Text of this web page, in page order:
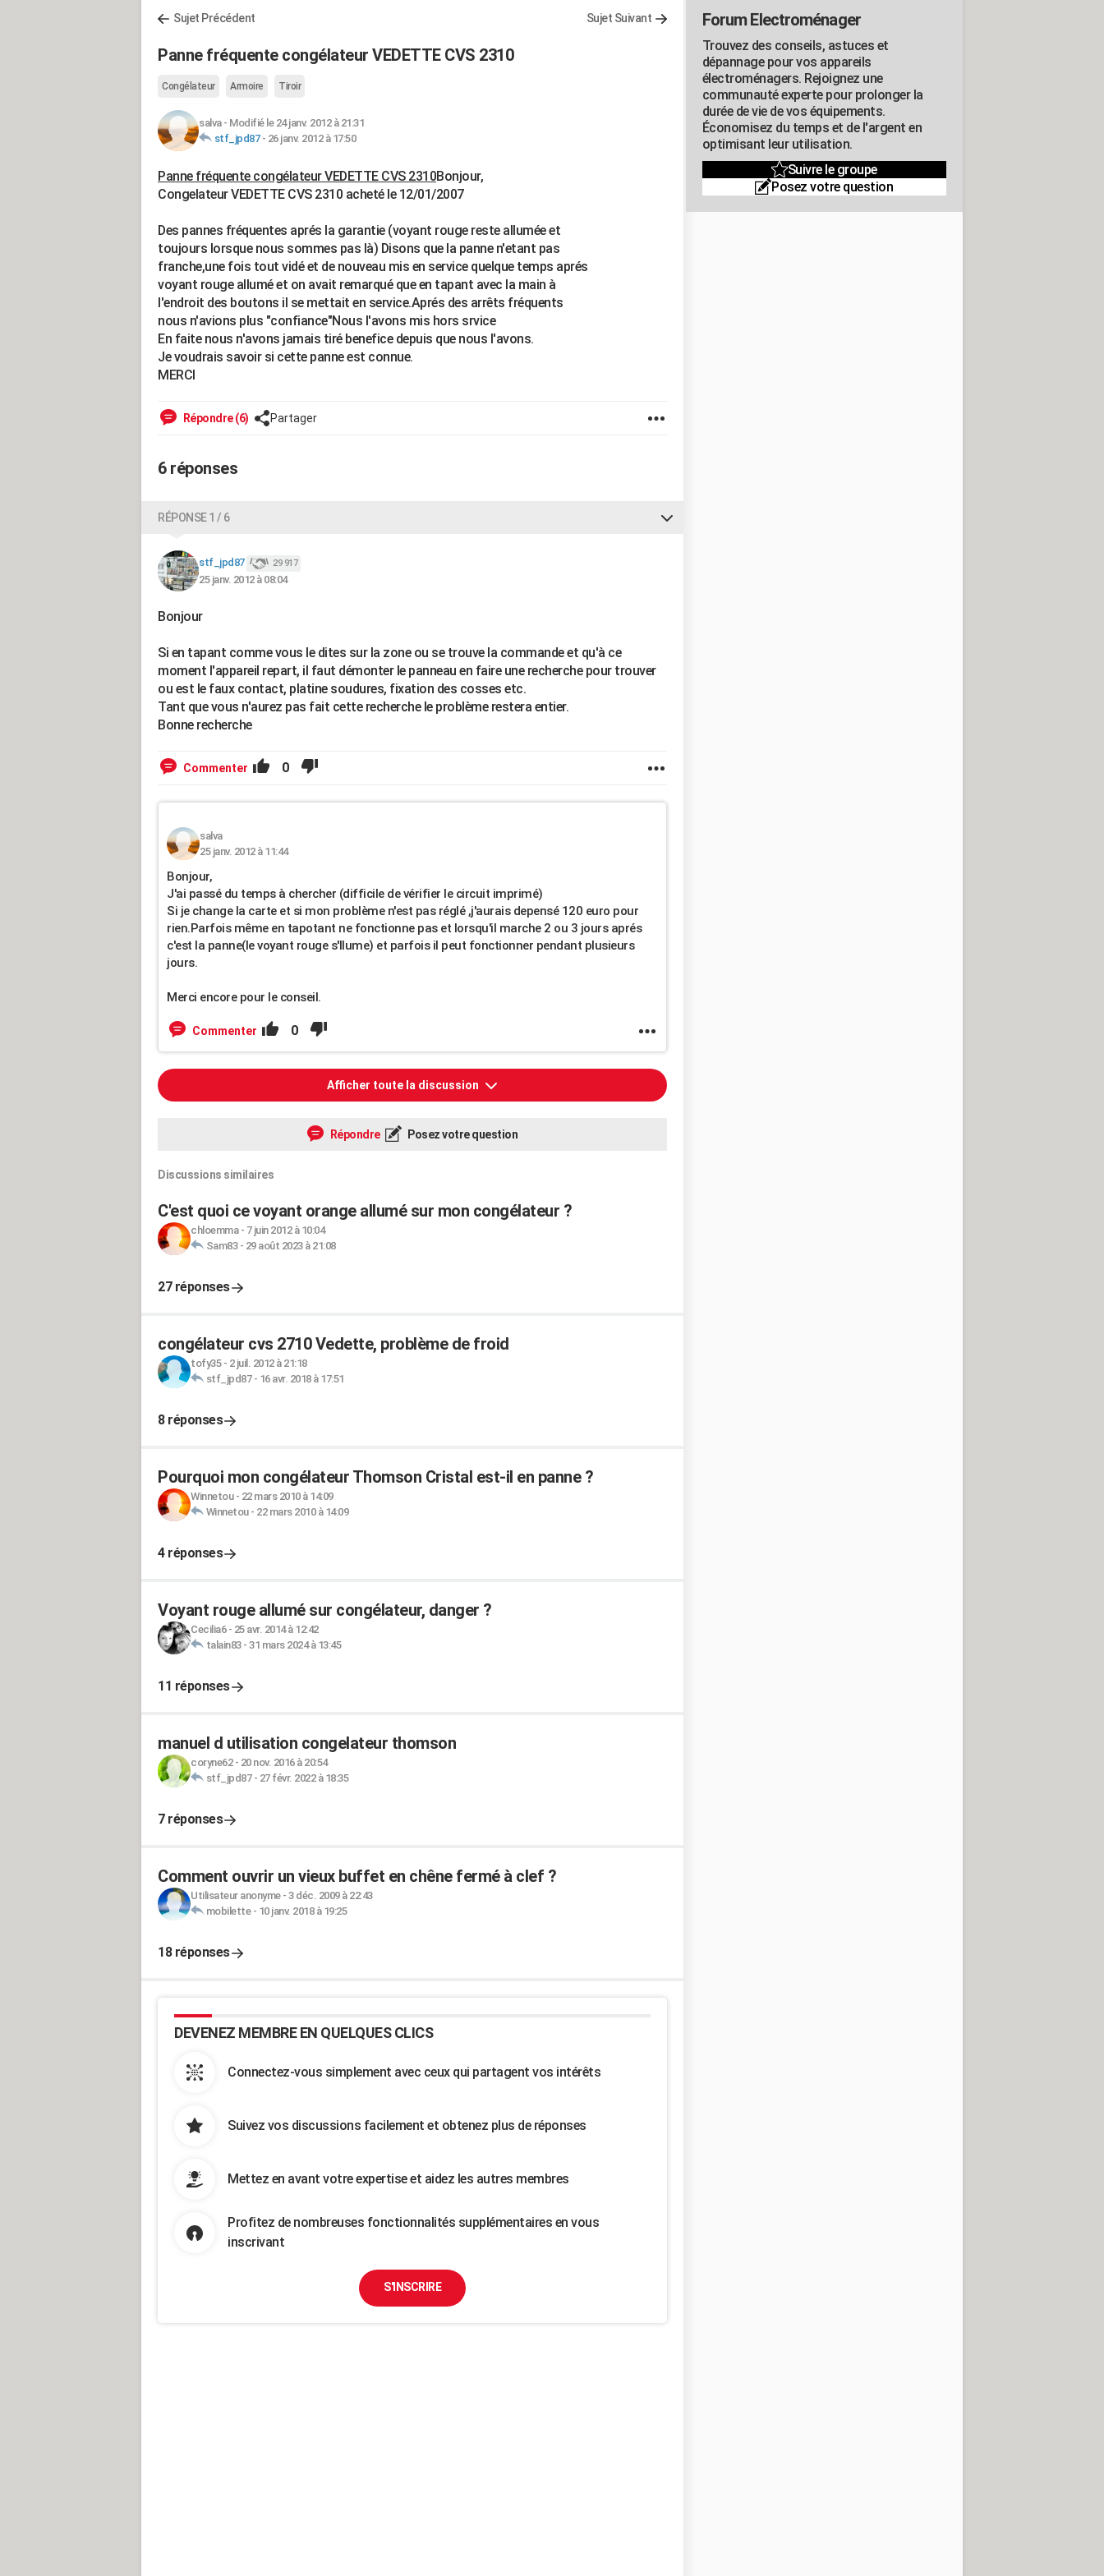
Sujet Précédent Sujet Suivant
Panne fréquente congélateur VEDETTE CVS 2310
Congélateur Armoire Tiroir
salva- Modifié le 24 janv. 2012 à 21:31
stf_jpd87- 26 janv. 2012 à 17:50
Panne fréquente congélateur VEDETTE CVS 2310Bonjour,
Congelateur VEDETTE CVS 2310 acheté le 12/01/2007
Des pannes fréquentes aprés la garantie (voyant rouge reste allumée et
toujours lorsque nous sommes pas là) Disons que la panne n'etant pas
franche,une fois tout vidé et de nouveau mis en service quelque temps aprés
voyant rouge allumé et on avait remarqué que en tapant avec la main à
l'endroit des boutons il se mettait en service.Aprés des arrêts fréquents
nous n'avions plus "confiance"Nous l'avons mis hors srvice
En faite nous n'avons jamais tiré benefice depuis que nous l'avons.
Je voudrais savoir si cette panne est connue.
MERCI
Répondre (6) Partager
6 réponses
RÉPONSE 1 / 6
stf_jpd87 29 917
25 janv. 2012 à 08:04
Bonjour
Si en tapant comme vous le dites sur la zone ou se trouve la commande et qu'à ce
moment l'appareil repart, il faut démonter le panneau en faire une recherche pour trouver
ou est le faux contact, platine soudures, fixation des cosses etc.
Tant que vous n'aurez pas fait cette recherche le problème restera entier.
Bonne recherche
Commenter 0
salva
25 janv. 2012 à 11:44
Bonjour,
J'ai passé du temps à chercher (difficile de vérifier le circuit imprimé)
Si je change la carte et si mon problème n'est pas réglé ,j'aurais depensé 120 euro pour
rien.Parfois même en tapotant ne fonctionne pas et lorsqu'il marche 2 ou 3 jours aprés
c'est la panne(le voyant rouge s'llume) et parfois il peut fonctionner pendant plusieurs
jours.
Merci encore pour le conseil.
Commenter 0
Afficher toute la discussion
Répondre Posez votre question
Discussions similaires
C'est quoi ce voyant orange allumé sur mon congélateur ?
chloemma- 7 juin 2012 à 10:04
Sam83- 29 août 2023 à 21:08
27 réponses
congélateur cvs 2710 Vedette, problème de froid
tofy35- 2 juil. 2012 à 21:18
stf_jpd87- 16 avr. 2018 à 17:51
8 réponses
Pourquoi mon congélateur Thomson Cristal est-il en panne ?
Winnetou- 22 mars 2010 à 14:09
Winnetou- 22 mars 2010 à 14:09
4 réponses
Voyant rouge allumé sur congélateur, danger ?
Cecilia6- 25 avr. 2014 à 12:42
talain83- 31 mars 2024 à 13:45
11 réponses
manuel d utilisation congelateur thomson
coryne62- 20 nov. 2016 à 20:54
stf_jpd87- 27 févr. 2022 à 18:35
7 réponses
Comment ouvrir un vieux buffet en chêne fermé à clef ?
Utilisateur anonyme- 3 déc. 2009 à 22:43
mobilette- 10 janv. 2018 à 19:25
18 réponses
DEVENEZ MEMBRE EN QUELQUES CLICS
Connectez-vous simplement avec ceux qui partagent vos intérêts
Suivez vos discussions facilement et obtenez plus de réponses
Mettez en avant votre expertise et aidez les autres membres
Profitez de nombreuses fonctionnalités supplémentaires en vous
inscrivant
S'INSCRIRE
Forum Electroménager
Trouvez des conseils, astuces et
dépannage pour vos appareils
électroménagers. Rejoignez une
communauté experte pour prolonger la
durée de vie de vos équipements.
Économisez du temps et de l'argent en
optimisant leur utilisation.
Suivre le groupe
Posez votre question